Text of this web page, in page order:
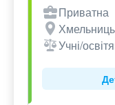
Приватна
Учні/